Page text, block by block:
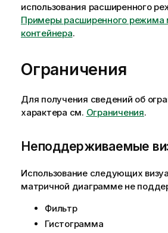
использования расширенного
Примеры расширенного режима
контейнера.
Ограничения
Для получения сведений об
характера см. Ограничения.
Неподдерживаемые
Использование следующих
матричной диаграмме не
Фильтр
Гистограмма